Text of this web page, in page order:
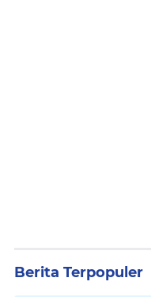
Berita Terpopuler